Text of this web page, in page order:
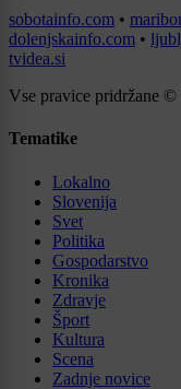
sobotainfo.com •
dolenjskainfo.com •
tvidea.si
Vse pravice pridržane ©
Tematike
Lokalno
Slovenija
Svet
Politika
Gospodarstvo
Kronika
Zdravje
Šport
Kultura
Scena
Zadnje novice